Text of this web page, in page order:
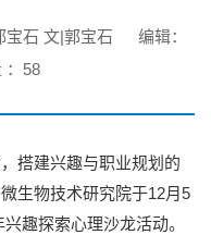
宝石 文|郭宝石
编辑：
58
搭建兴趣与职业规划的
生物技术研究院于12月5
趣探索心理沙龙活动。